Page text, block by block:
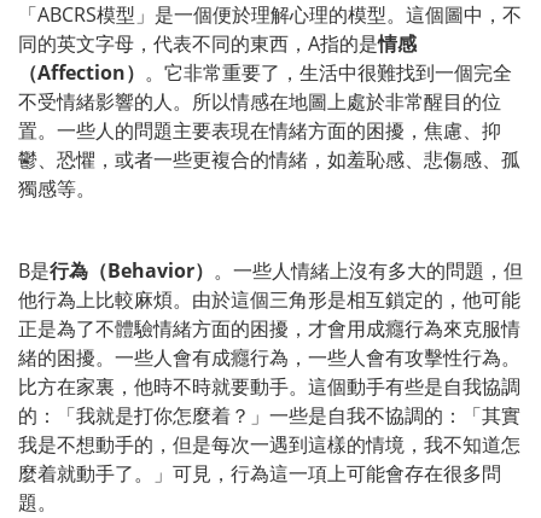
「ABCRS模型」是一個便於理解心理的模型。這個圖中，不
同的英文字母，代表不同的東西，A指的是情感
（Affection） 。它非常重要了，生活中很難找到一個完全
不受情緒影響的人。所以情感在地圖上處於非常醒目的位
置。一些人的問題主要表現在情緒方面的困擾，焦慮、抑
鬱、恐懼，或者一些更複合的情緒，如羞恥感、悲傷感、孤
獨感等。
B是行為（Behavior） 。一些人情緒上沒有多大的問題，但
他行為上比較麻煩。由於這個三角形是相互鎖定的，他可能
正是為了不體驗情緒方面的困擾，才會用成癮行為來克服情
緒的困擾。一些人會有成癮行為，一些人會有攻擊性行為。
比方在家裏，他時不時就要動手。這個動手有些是自我協調
的：「我就是打你怎麼着？」一些是自我不協調的：「其實
我是不想動手的，但是每次一遇到這樣的情境，我不知道怎
麼着就動手了。」可見，行為這一項上可能會存在很多問
題。